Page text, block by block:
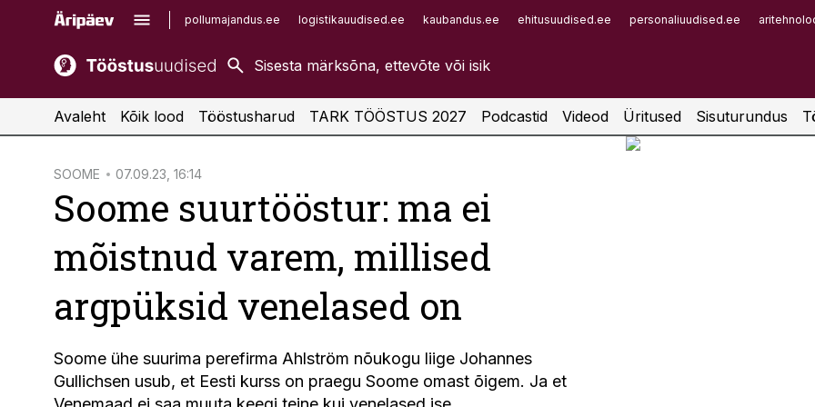
pollumajandus.ee logistikauudised.ee kaubandus.ee ehitusuudised.ee personaliuudised.ee
kaubandus.ee
kinnisvarauudised.ee
imelineajalugu.ee
Infopank
Avaleht Kõik lood Tööstusharud TARK TÖÖSTUS 2027 Podcastid Videod Üritused Sisuturundus
SOOME 07.09.23, 16:14
Soome suurtööstur: ma ei
mõistnud varem, millised
argpüksid venelased on
Soome ühe suurima perefirma Ahlström nõukogu liige Johannes
Gullichsen usub, et Eesti kurss on praegu Soome omast õigem. Ja et
Johannes Gullichsen on
esindaja.
Foto:Raul Mee